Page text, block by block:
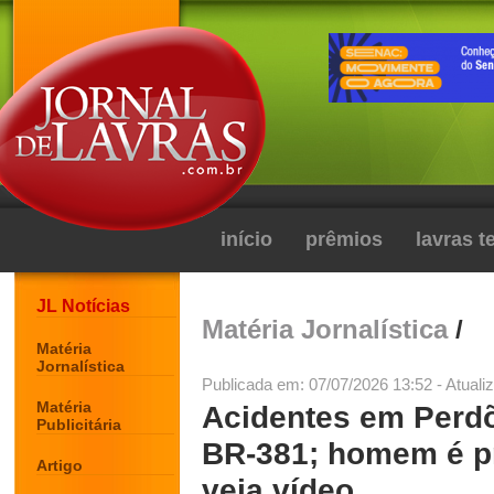
início prêmios lavras
JL Notícias
Matéria
Jornalística
Matéria
Publicitária
Artigo
Matéria Jornalística/
Publicada em: 07/07/2026 13:52 -
Acidentes em
BR-381; homem é